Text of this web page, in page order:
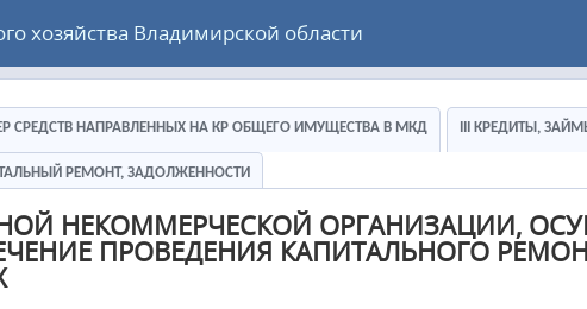
хозяйства Владимирской области
СРЕДСТВ НАПРАВЛЕННЫХ НА КР ОБЩЕГО ИМУЩЕСТВА В МКД III КРЕДИТЫ,
РЕМОНТ, ЗАДОЛЖЕННОСТИ
НЕКОММЕРЧЕСКОЙ ОРГАНИЗАЦИИ,
ПРОВЕДЕНИЯ КАПИТАЛЬНОГО